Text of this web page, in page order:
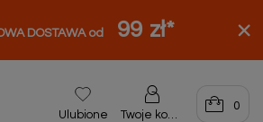
DOSTAWA od 99 zł*
Ulubione Twoje konto
0